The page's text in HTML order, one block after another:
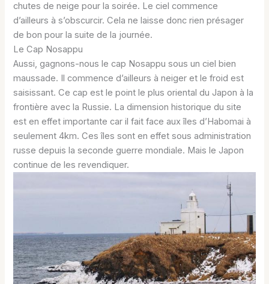
chutes de neige pour la soirée. Le ciel commence
d’ailleurs à s’obscurcir. Cela ne laisse donc rien présager
de bon pour la suite de la journée.
Le Cap Nosappu
Aussi, gagnons-nous le cap Nosappu sous un ciel bien
maussade. Il commence d’ailleurs à neiger et le froid est
saisissant. Ce cap est le point le plus oriental du Japon à la
frontière avec la Russie. La dimension historique du site
est en effet importante car il fait face aux îles d’Habomai à
seulement 4km. Ces îles sont en effet sous administration
russe depuis la seconde guerre mondiale. Mais le Japon
continue de les revendiquer.